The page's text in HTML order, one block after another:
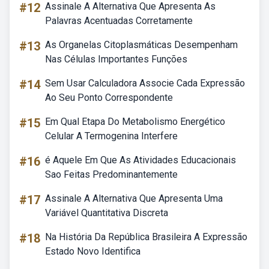
#12 Assinale A Alternativa Que Apresenta As
Palavras Acentuadas Corretamente
#13 As Organelas Citoplasmáticas Desempenham
Nas Células Importantes Funções
#14 Sem Usar Calculadora Associe Cada Expressão
Ao Seu Ponto Correspondente
#15 Em Qual Etapa Do Metabolismo Energético
Celular A Termogenina Interfere
#16 é Aquele Em Que As Atividades Educacionais
Sao Feitas Predominantemente
#17 Assinale A Alternativa Que Apresenta Uma
Variável Quantitativa Discreta
#18 Na História Da República Brasileira A Expressão
Estado Novo Identifica